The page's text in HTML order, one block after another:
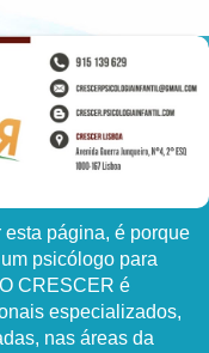
página, é porque
psicólogo para
CRESCER é
especializados,
nas áreas da